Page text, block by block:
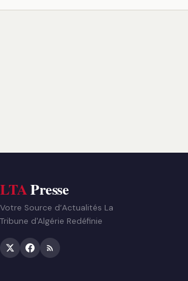
LTAPresse
Votre Source d’Actualités La
Tribune d'Algérie Redéfinie